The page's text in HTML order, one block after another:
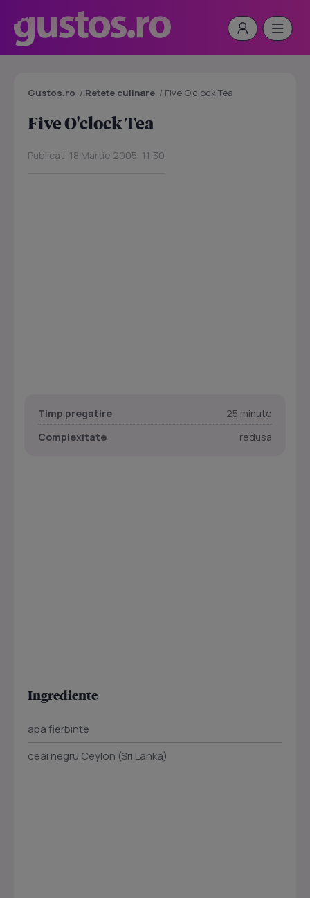
Gustos.ro / Retete culinare / Five O'clock Tea
Five O'clock Tea
Publicat: 18 Martie 2005, 11:30
Timp pregatire
25 minute
Complexitate
redusa
Ingrediente
apa fierbinte
ceai negru Ceylon (Sri Lanka)